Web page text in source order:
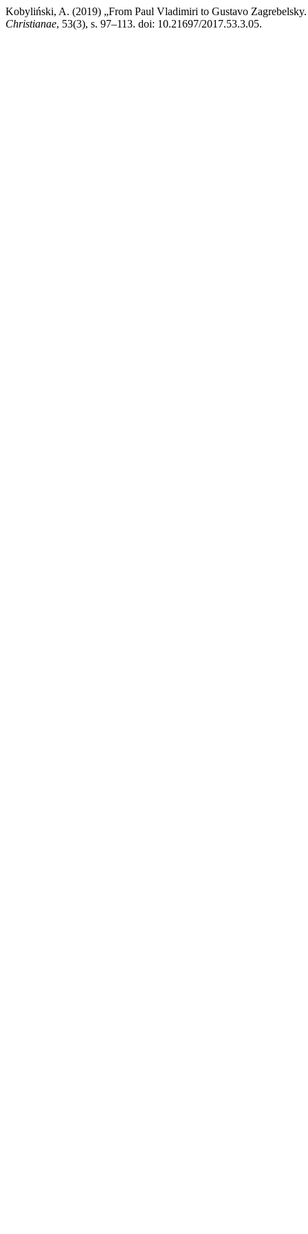
Kobyliński, A. (2019) „From Paul Vladimiri to Gustavo
Christianae, 53(3), s. 97–113. doi: 10.21697/2017.53.3.05.